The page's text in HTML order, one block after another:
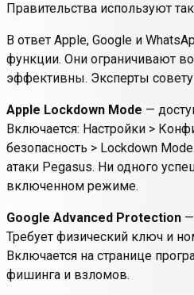
Правительства используют
В ответ Apple, Google и
функции. Они ограничивают
эффективны. Эксперты
Apple Lockdown Mode —
Включается: Настройки >
безопасность > Lockdown Mode
атаки Pegasus. Ни одного
включенном режиме.
Google Advanced Protection
Требует физический ключ и
Включается на странице
фишинга и взломов.